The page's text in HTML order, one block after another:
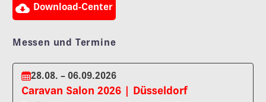
 Download-Center
Messen und Termine
28.08. – 06.09.2026
Caravan Salon 2026 | Düsseldorf